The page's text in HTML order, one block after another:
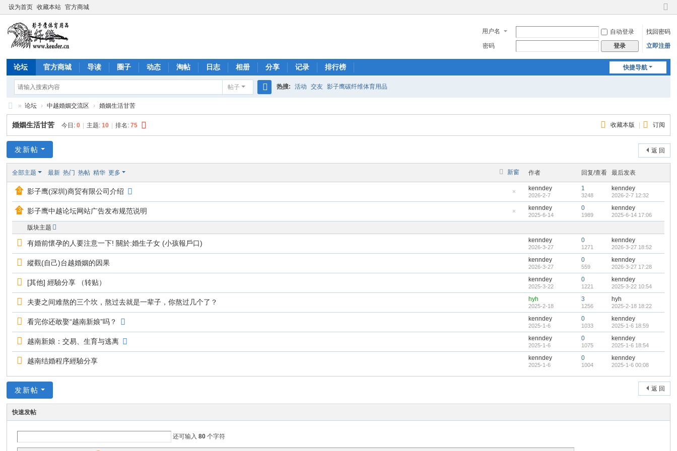
设为首页 收藏本站 官方商城
切
到
窄
用户名 自动登录
找回密码
密码
登录 立即注册
快捷导航
论坛 官方商城 导读 圈子 动态 淘帖 日志 相册 分享 记录 排行榜
帖子
索
热搜: 活动 交友 影子鹰碳纤维体育用品
影
子
鹰
社
ộn
g
ng
do
w
w
» 论坛 › 中越婚姻交流区 › 婚姻生活甘苦
收藏本版 订阅
婚姻生活甘苦 今日:0 主题:10 排名:75
返 回
发新帖
新窗
全部主题 最新 热门 热帖 精华 更多 作者 回复/查看 最后发表
藏
置
帖
影子鹰(深圳)商贸有限公司介绍 kenndey
2026-2-7
1
3248
kenndey
2026-2-7 12:32
藏
顶
影子鹰中越论坛网站广告发布规范说明 kenndey
2025-6-14
0
1989
kenndey
2025-6-14 17:06
版块主题
有婚前懷孕的人要注意一下! 關於:婚生子女 (小孩報戶口) kenndey
2026-3-27
0
1271
kenndey
2026-3-27 18:52
縱觀(自己)台越婚姻的因果 kenndey
2026-3-27
0
559
kenndey
2026-3-27 17:28
[其他] 經驗分享 （转贴） kenndey
2025-3-22
0
1221
kenndey
2025-3-22 10:54
夫妻之间难熬的三个坎，熬过去就是一辈子，你熬过几个了？ hyh
2025-2-18
3
1256
hyh
2025-2-18 18:22
看完你还敢娶“越南新娘”吗？ kenndey
2025-1-6
0
1033
kenndey
2025-1-6 18:59
越南新娘：交易、生育与逃离 kenndey
2025-1-6
0
1075
kenndey
2025-1-6 18:54
越南结婚程序經驗分享 kenndey
2025-1-6
0
1004
kenndey
2025-1-6 00:08
返 回
发新帖
快速发帖
还可输入80 个字符